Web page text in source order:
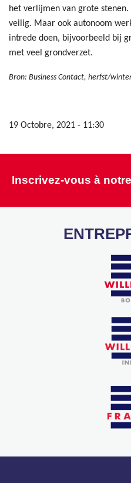
het verlijmen van grote
veilig. Maar ook autonoom
intrede doen, bijvoorbeeld bij
met veel grondverzet.
Bron: Business Contact, herfst/
19 Octobre, 2021 - 11:30
Inscrivez-vous à